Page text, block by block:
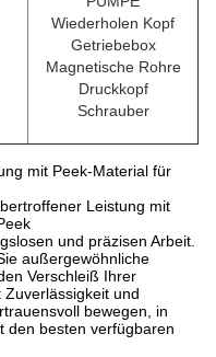
Wiederholen Kopf
Getriebebox
Magnetische Rohre
Druckkopf
Schrauber
mit Peek-Material für
Leistung mit
und präzisen Arbeit.
außergewöhnliche
Verschleiß Ihrer
und
bewegen, in
den besten verfügbaren